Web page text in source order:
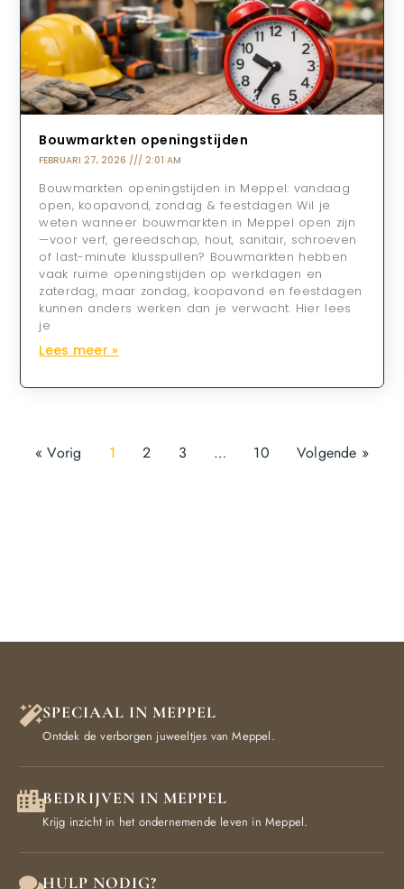
Bouwmarkten openingstijden
FEBRUARI 27, 2026 2:01 AM
Bouwmarkten openingstijden in Meppel: vandaag
open, koopavond, zondag & feestdagen Wil je
weten wanneer bouwmarkten in Meppel open zijn
—voor verf, gereedschap, hout, sanitair, schroeven
of last-minute klusspullen? Bouwmarkten hebben
vaak ruime openingstijden op werkdagen en
zaterdag, maar zondag, koopavond en feestdagen
kunnen anders werken dan je verwacht. Hier lees
je
Lees meer »
« Vorig 1 2 3 … 10 Volgende »
SPECIAAL IN MEPPEL
Ontdek de verborgen juweeltjes van Meppel.
BEDRIJVEN IN MEPPEL
Krijg inzicht in het ondernemende leven in Meppel.
HULP NODIG?